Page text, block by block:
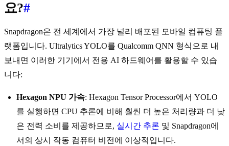
요?#
Snapdragon은 전 세계에서 가장 널리 배포된 모바일 컴퓨팅 플
랫폼입니다. Ultralytics YOLO를 Qualcomm QNN 형식으로 내
보내면 이러한 기기에서 전용 AI 하드웨어를 활용할 수 있습
니다:
Hexagon NPU 가속: Hexagon Tensor Processor에서 YOLO
를 실행하면 CPU 추론에 비해 훨씬 더 높은 처리량과 더 낮
은 전력 소비를 제공하므로, 실시간 추론 및 Snapdragon에
서의 상시 작동 컴퓨터 비전에 이상적입니다.